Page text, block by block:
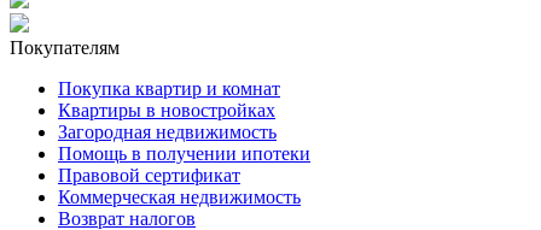
Покупателям
Покупка квартир и комнат
Квартиры в новостройках
Загородная недвижимость
Помощь в получении ипотеки
Правовой сертификат
Коммерческая недвижимость
Возврат налогов